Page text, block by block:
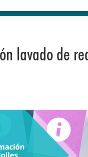
lavado de